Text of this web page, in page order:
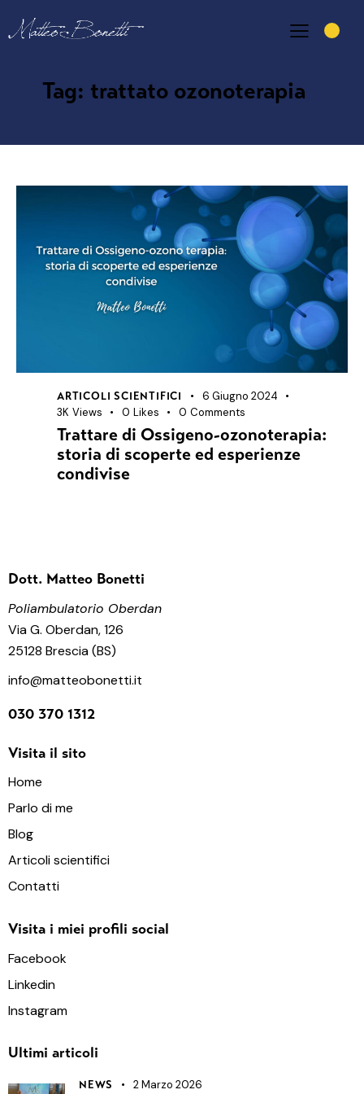
Tag: trattato ozonoterapia
ARTICOLI SCIENTIFICI
6 Giugno 2024
3K Views 0 Likes 0 Comments
Trattare di Ossigeno-ozonoterapia:
storia di scoperte ed esperienze
condivise
Dott. Matteo Bonetti
Poliambulatorio Oberdan
Via G. Oberdan, 126
25128 Brescia (BS)
info@matteobonetti.it
030 370 1312
Visita il sito
Home
Parlo di me
Blog
Articoli scientifici
Contatti
Visita i miei profili social
Facebook
Linkedin
Instagram
Ultimi articoli
NEWS 2 Marzo 2026